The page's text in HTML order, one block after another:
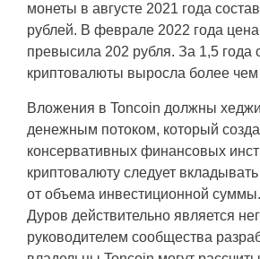
монеты в августе 2021 года
рублей. В феврале 2022 года цена
превысила 202 рубля. За 1,5 года
криптовалюты выросла более чем
Вложения в Toncoin должны
денежным потоком, который
консервативных финансовых
криптовалюту следует
от объема инвестиционной
Дуров действительно является
руководителем сообщества